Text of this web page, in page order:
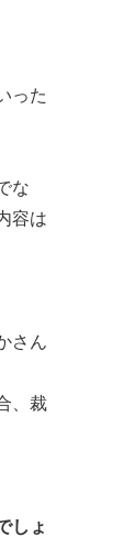
った
な
容は
さん
、裁
しょ